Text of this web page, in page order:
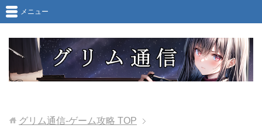
メニュー
グリム通信-ゲーム攻略 TOP